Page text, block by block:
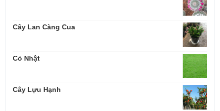
Cây Lan Càng Cua
Cỏ Nhật
Cây Lựu Hạnh